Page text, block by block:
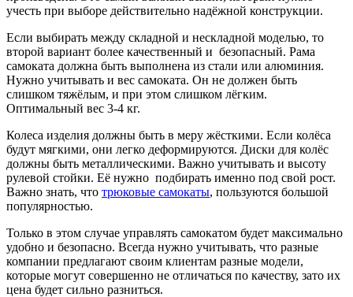
учесть при выборе действительно надёжной конструкции.
Если выбирать между складной и нескладной моделью, то
второй вариант более качественный и безопасный. Рама
самоката должна быть выполнена из стали или алюминия.
Нужно учитывать и вес самоката. Он не должен быть
слишком тяжёлым, и при этом слишком лёгким.
Оптимальный вес 3-4 кг.
Колеса изделия должны быть в меру жёсткими. Если колёса
будут мягкими, они легко деформируются. Диски для колёс
должны быть металлическими. Важно учитывать и высоту
рулевой стойки. Её нужно подбирать именно под свой рост.
Важно знать, что трюковые самокаты, пользуются большой
популярностью.
Только в этом случае управлять самокатом будет максимально
удобно и безопасно. Всегда нужно учитывать, что разные
компании предлагают своим клиентам разные модели,
которые могут совершенно не отличаться по качеству, зато их
цена будет сильно разниться.